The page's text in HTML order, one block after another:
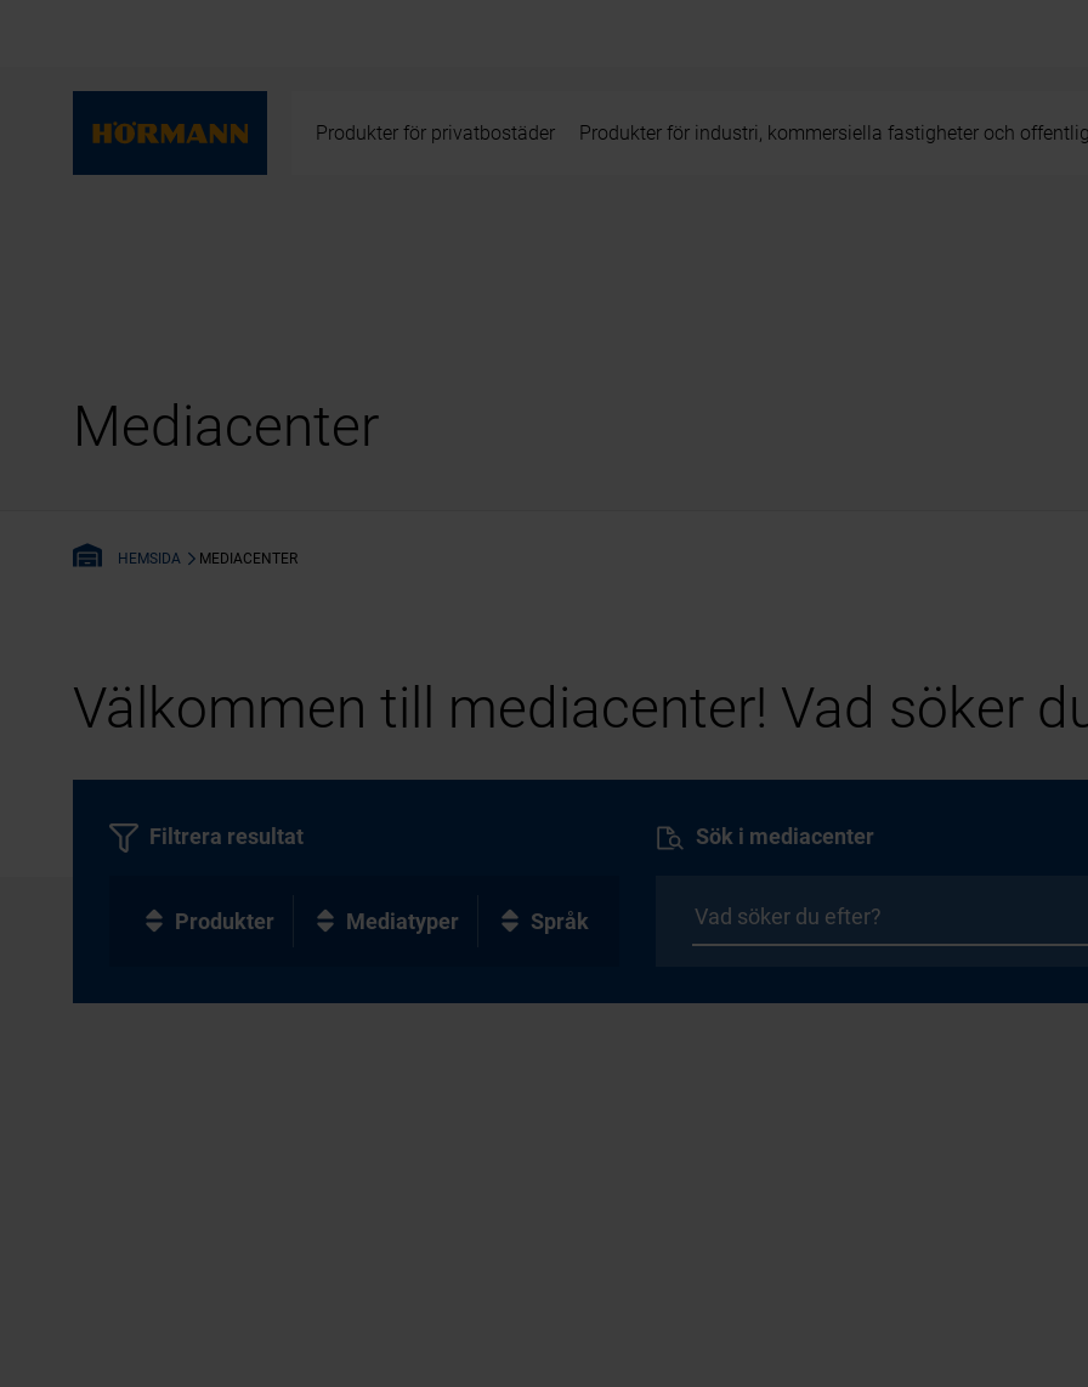
Produkter för privatbostäder Produkter för industri, kommersiella fastigheter och
Mediacenter
HEMSIDA MEDIACENTER
Välkommen till mediacenter! Vad söker
Sök i mediacenter
Filtrera resultat
Produkter Mediatyper Språk